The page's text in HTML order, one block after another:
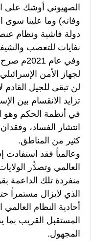
الصهيوني أوشك على
وفاته) وما علينا سوى
دولة فاشية ونظام
نفايات للتعصب
وفي عام
لجهاز الأمن
لن تبقى للجيل
تزايد الانقسام بين
في أنظمة الحكم وهو
انتشار الفساد،
كثير من المناطق.
وعالمياً فقد استفادت
العالمي وتصدُّر
منفردة تلك الداعمة
الذي لايزال مستمراً
أحادية النظام
المستقبل القريب بما
المجهول.